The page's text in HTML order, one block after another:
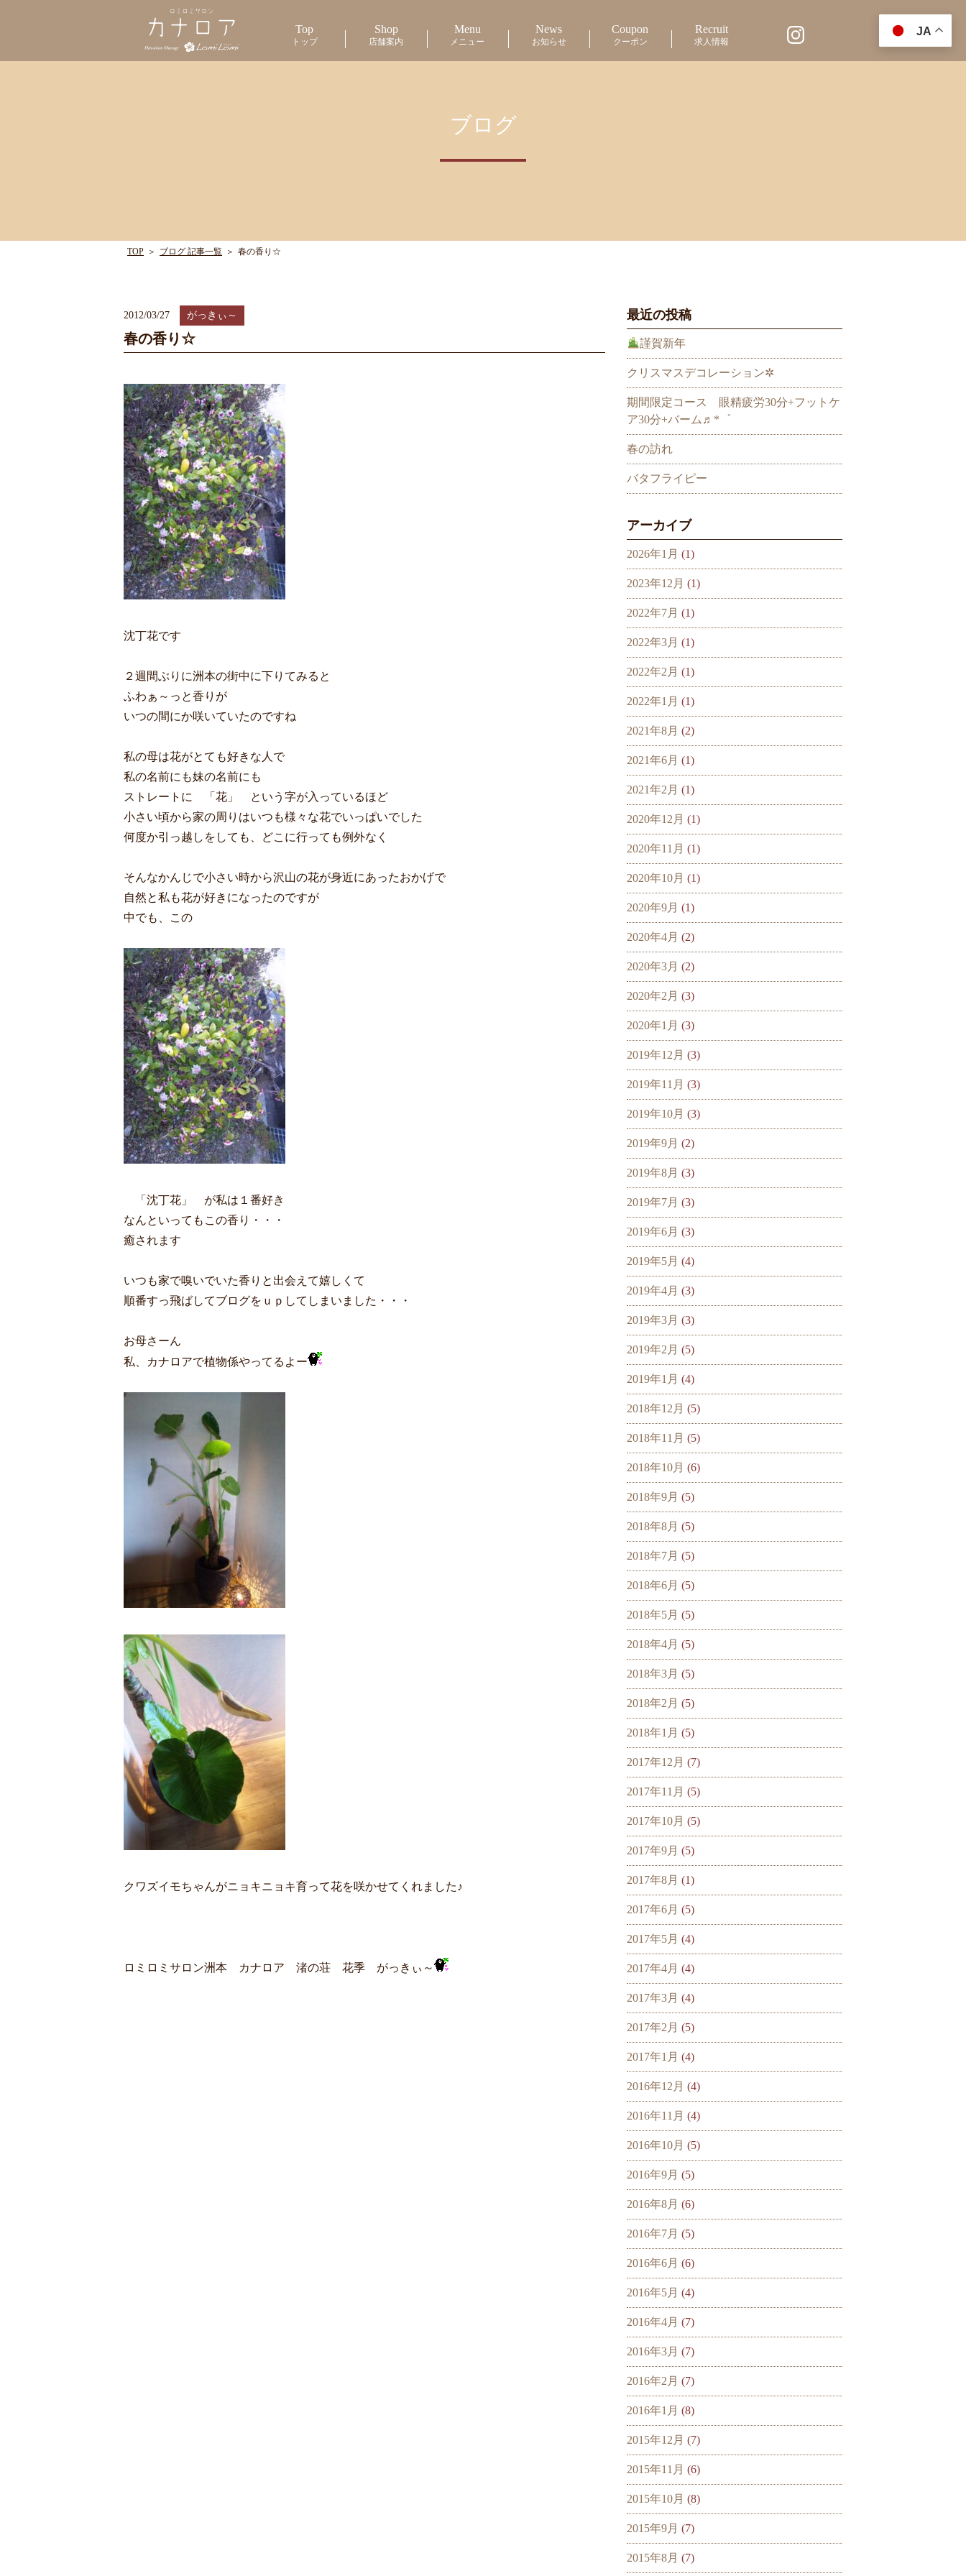
Top
トップ
Shop
店舗案内
Menu
メニュー
News
お知らせ
Coupon
クーポン
Recruit
求人情報
ブログ
TOP ＞ ブログ 記事一覧 ＞ 春の香り☆
2012/03/27 がっきぃ～
春の香り☆
沈丁花です
２週間ぶりに洲本の街中に下りてみると
ふわぁ～っと香りが
いつの間にか咲いていたのですね
私の母は花がとても好きな人で
私の名前にも妹の名前にも
ストレートに 「花」 という字が入っているほど
小さい頃から家の周りはいつも様々な花でいっぱいでした
何度か引っ越しをしても、どこに行っても例外なく
そんなかんじで小さい時から沢山の花が身近にあったおかげで
自然と私も花が好きになったのですが
中でも、この
「沈丁花」 が私は１番好き
なんといってもこの香り・・・
癒されます
いつも家で嗅いでいた香りと出会えて嬉しくて
順番すっ飛ばしてブログをｕｐしてしまいました・・・
お母さーん
私、カナロアで植物係やってるよー
クワズイモちゃんがニョキニョキ育って花を咲かせてくれました♪
ロミロミサロン洲本 カナロア 渚の荘 花季 がっきぃ～
最近の投稿
謹賀新年
クリスマスデコレーション✲
期間限定コース 眼精疲労30分+フットケ
ア30分+バーム♬*゜
春の訪れ
バタフライピー
アーカイブ
2026年1月 (1)
2023年12月 (1)
2022年7月 (1)
2022年3月 (1)
2022年2月 (1)
2022年1月 (1)
2021年8月 (2)
2021年6月 (1)
2021年2月 (1)
2020年12月 (1)
2020年11月 (1)
2020年10月 (1)
2020年9月 (1)
2020年4月 (2)
2020年3月 (2)
2020年2月 (3)
2020年1月 (3)
2019年12月 (3)
2019年11月 (3)
2019年10月 (3)
2019年9月 (2)
2019年8月 (3)
2019年7月 (3)
2019年6月 (3)
2019年5月 (4)
2019年4月 (3)
2019年3月 (3)
2019年2月 (5)
2019年1月 (4)
2018年12月 (5)
2018年11月 (5)
2018年10月 (6)
2018年9月 (5)
2018年8月 (5)
2018年7月 (5)
2018年6月 (5)
2018年5月 (5)
2018年4月 (5)
2018年3月 (5)
2018年2月 (5)
2018年1月 (5)
2017年12月 (7)
2017年11月 (5)
2017年10月 (5)
2017年9月 (5)
2017年8月 (1)
2017年6月 (5)
2017年5月 (4)
2017年4月 (4)
2017年3月 (4)
2017年2月 (5)
2017年1月 (4)
2016年12月 (4)
2016年11月 (4)
2016年10月 (5)
2016年9月 (5)
2016年8月 (6)
2016年7月 (5)
2016年6月 (6)
2016年5月 (4)
2016年4月 (7)
2016年3月 (7)
2016年2月 (7)
2016年1月 (8)
2015年12月 (7)
2015年11月 (6)
2015年10月 (8)
2015年9月 (7)
2015年8月 (7)
JA